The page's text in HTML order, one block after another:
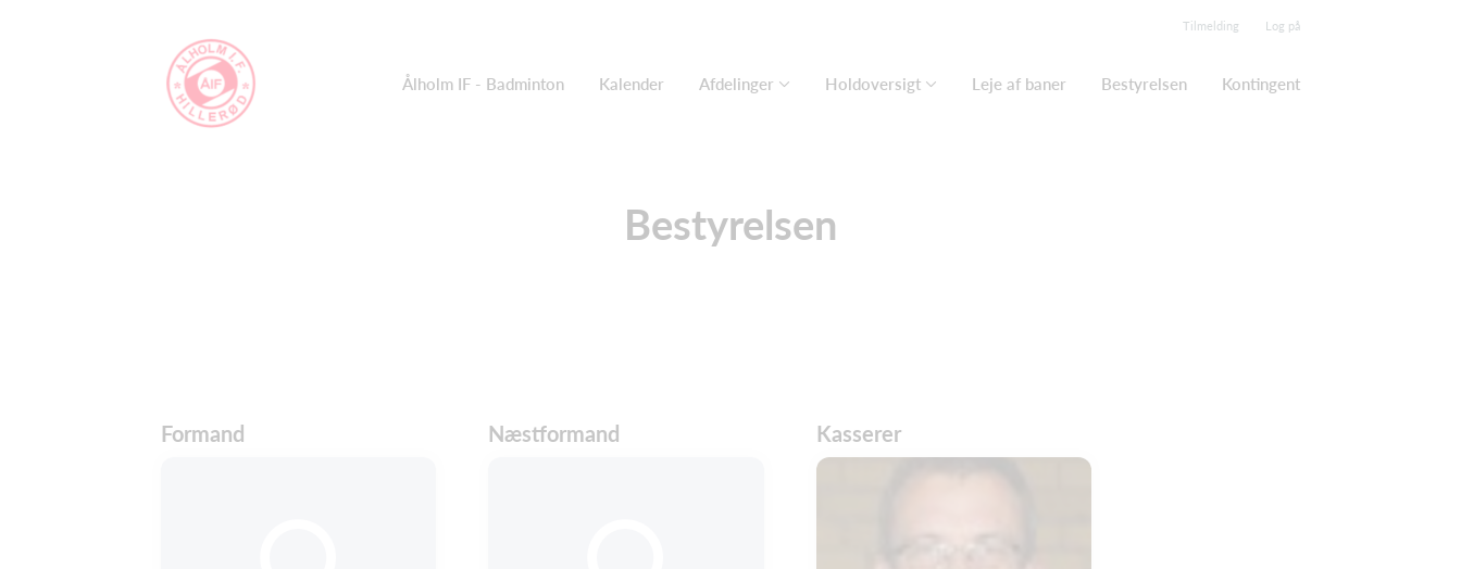
Tilmelding Log på
Ålholm IF - Badminton Kalender Afdelinger Holdoversigt Leje af baner Bestyrelsen Kontingent
Bestyrelsen
Formand Næstformand Kasserer